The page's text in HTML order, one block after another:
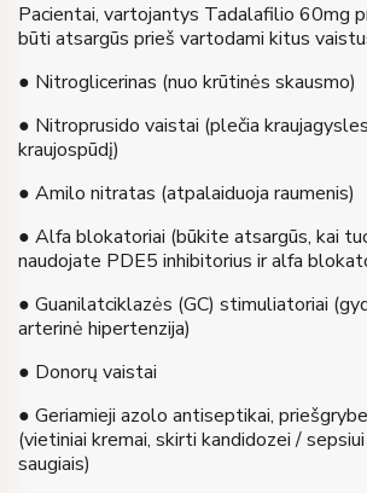
Pacientai, vartojantys Tadalafilio 60mg
būti atsargūs prieš vartodami kitus
● Nitroglicerinas (nuo krūtinės skausmo)
● Nitroprusido vaistai (plečia
kraujospūdį)
● Amilo nitratas (atpalaiduoja raumenis)
● Alfa blokatoriai (būkite atsargūs, kai
naudojate PDE5 inhibitorius ir alfa
● Guanilatciklazės (GC) stimuliatoriai
arterinė hipertenzija)
● Donorų vaistai
● Geriamieji azolo antiseptikai,
(vietiniai kremai, skirti kandidozei /
saugiais)